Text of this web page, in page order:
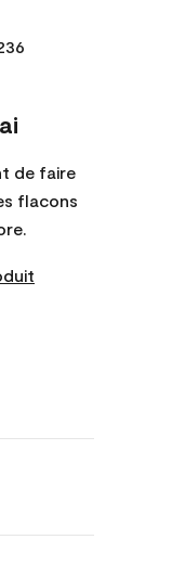
de faire
flacons